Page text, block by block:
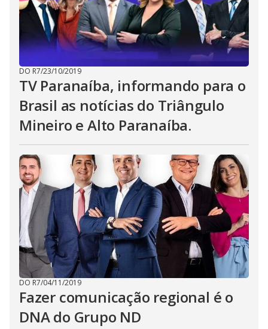
o
DO R7/23/10/2019
TV Paranaíba, informando para o
Brasil as notícias do Triângulo
Mineiro e Alto Paranaíba.
DO R7/04/11/2019
Fazer comunicação regional é o
DNA do Grupo ND